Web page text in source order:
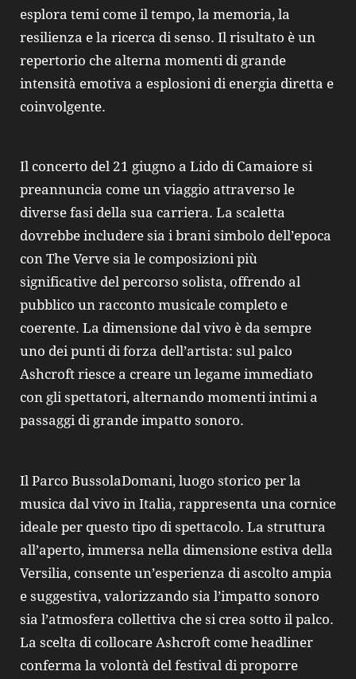
esplora temi come il tempo, la memoria, la
resilienza e la ricerca di senso. Il risultato è un
repertorio che alterna momenti di grande
intensità emotiva a esplosioni di energia diretta e
coinvolgente.
Il concerto del 21 giugno a Lido di Camaiore si
preannuncia come un viaggio attraverso le
diverse fasi della sua carriera. La scaletta
dovrebbe includere sia i brani simbolo dell’epoca
con The Verve sia le composizioni più
significative del percorso solista, offrendo al
pubblico un racconto musicale completo e
coerente. La dimensione dal vivo è da sempre
uno dei punti di forza dell’artista: sul palco
Ashcroft riesce a creare un legame immediato
con gli spettatori, alternando momenti intimi a
passaggi di grande impatto sonoro.
Il Parco BussolaDomani, luogo storico per la
musica dal vivo in Italia, rappresenta una cornice
ideale per questo tipo di spettacolo. La struttura
all’aperto, immersa nella dimensione estiva della
Versilia, consente un’esperienza di ascolto ampia
e suggestiva, valorizzando sia l’impatto sonoro
sia l’atmosfera collettiva che si crea sotto il palco.
La scelta di collocare Ashcroft come headliner
conferma la volontà del festival di proporre